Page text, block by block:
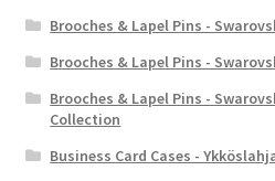
Brooches & Lapel Pins -
Brooches & Lapel Pins -
Brooches & Lapel Pins -
Collection
Business Card Cases -